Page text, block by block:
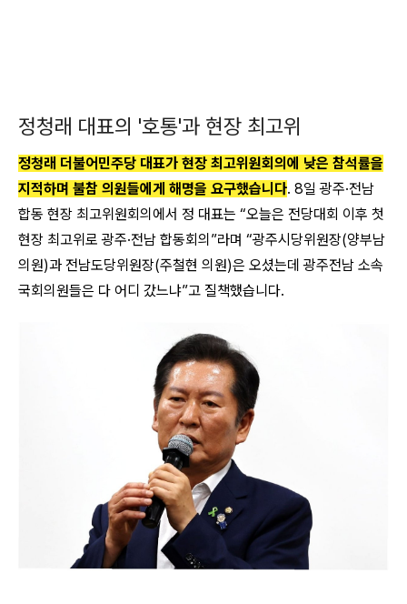
정청래 대표의 '호통'과 현장 최고위
정청래 더불어민주당 대표가 현장 최고위원회의에 낮은 참석률을
지적하며 불참 의원들에게 해명을 요구했습니다. 8일 광주·전남
합동 현장 최고위원회의에서 정 대표는 “오늘은 전당대회 이후 첫
현장 최고위로 광주·전남 합동회의”라며 “광주시당위원장(양부남
의원)과 전남도당위원장(주철현 의원)은 오셨는데 광주전남 소속
국회의원들은 다 어디 갔느냐”고 질책했습니다.